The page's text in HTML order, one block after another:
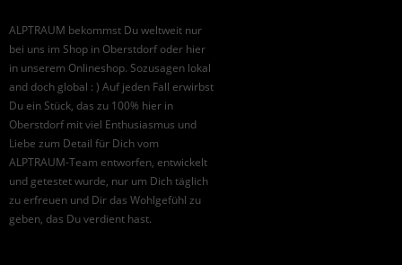
ALPTRAUM bekommst Du weltweit nur
bei uns im Shop in Oberstdorf oder hier
in unserem Onlineshop. Sozusagen lokal
and doch global : ) Auf jeden Fall erwirbst
Du ein Stück, das zu 100% hier in
Oberstdorf mit viel Enthusiasmus und
Liebe zum Detail für Dich vom
ALPTRAUM-Team entworfen, entwickelt
und getestet wurde, nur um Dich täglich
zu erfreuen und Dir das Wohlgefühl zu
geben, das Du verdient hast.